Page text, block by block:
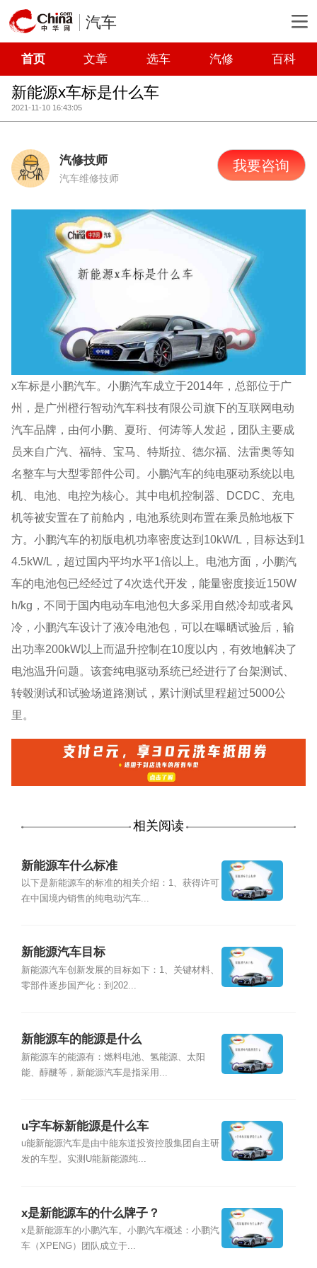
汽车
首页 文章 选车 汽修 百科
新能源x车标是什么车
2021-11-10 16:43:05
汽修技师
汽车维修技师
我要咨询
x车标是小鹏汽车。小鹏汽车成立于2014年，总部位于广
州，是广州橙行智动汽车科技有限公司旗下的互联网电动
汽车品牌，由何小鹏、夏珩、何涛等人发起，团队主要成
员来自广汽、福特、宝马、特斯拉、德尔福、法雷奥等知
名整车与大型零部件公司。小鹏汽车的纯电驱动系统以电
机、电池、电控为核心。其中电机控制器、DCDC、充电
机等被安置在了前舱内，电池系统则布置在乘员舱地板下
方。小鹏汽车的初版电机功率密度达到10kW/L，目标达到1
4.5kW/L，超过国内平均水平1倍以上。电池方面，小鹏汽
车的电池包已经经过了4次迭代开发，能量密度接近150W
h/kg，不同于国内电动车电池包大多采用自然冷却或者风
冷，小鹏汽车设计了液冷电池包，可以在曝晒试验后，输
出功率200kW以上而温升控制在10度以内，有效地解决了
电池温升问题。该套纯电驱动系统已经进行了台架测试、
转毂测试和试验场道路测试，累计测试里程超过5000公
里。
相关阅读
新能源车什么标准
以下是新能源车的标准的相关介绍：1、获得许可
在中国境内销售的纯电动汽车...
新能源汽车目标
新能源汽车创新发展的目标如下：1、关键材料、
零部件逐步国产化：到202...
新能源车的能源是什么
新能源车的能源有：燃料电池、氢能源、太阳
能、醇醚等，新能源汽车是指采用...
u字车标新能源是什么车
u能新能源汽车是由中能东道投资控股集团自主研
发的车型。实测U能新能源纯...
x是新能源车的什么牌子？
x是新能源车的小鹏汽车。小鹏汽车概述：小鹏汽
车（XPENG）团队成立于...